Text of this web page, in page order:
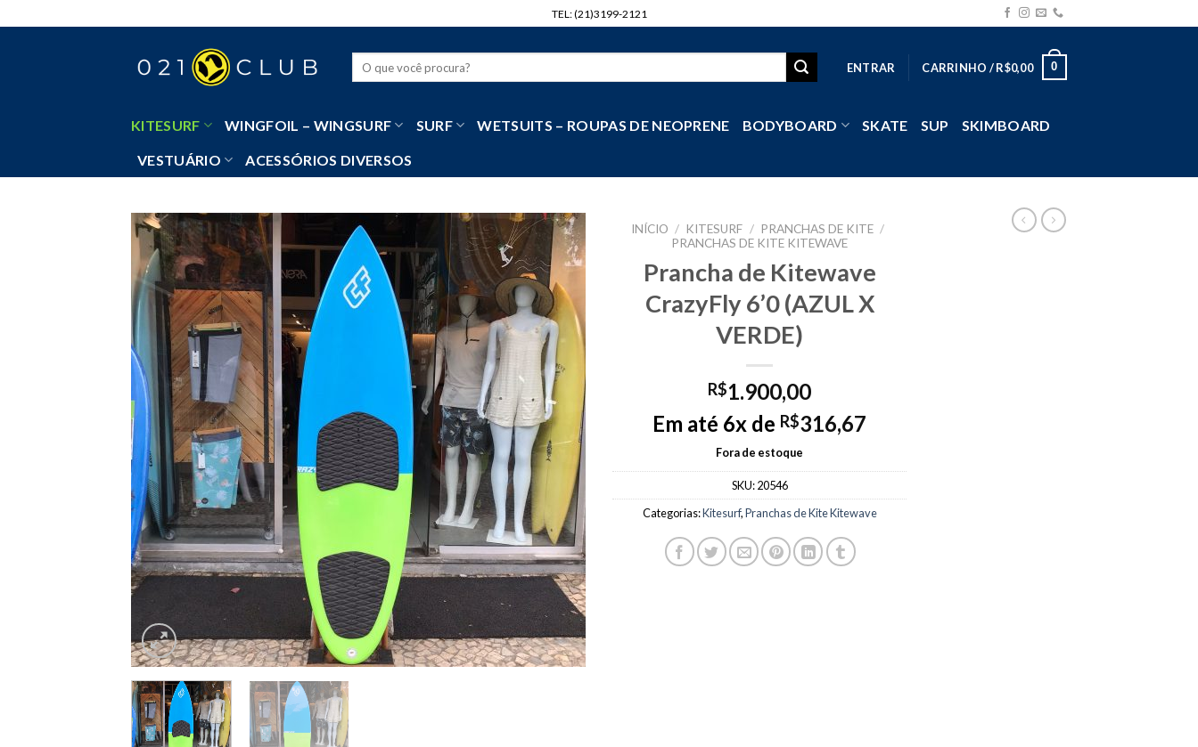
to
TEL: (21)3199-2121
ENTRAR CARRINHO /R$0,00 0
KITESURF WINGFOIL – WINGSURF SURF WETSUITS – ROUPAS DE NEOPRENE BODYBOARD SKATE SUP SKIMBOARD
VESTUÁRIO ACESSÓRIOS DIVERSOS
INÍCIO / KITESURF / PRANCHAS DE KITE /
PRANCHAS DE KITE KITEWAVE
Prancha de Kitewave
CrazyFly 6’0 (AZUL X
VERDE)
R$1.900,00
Em até 6x de R$316,67
Fora de estoque
SKU:20546
Categorias:Kitesurf,Pranchas de Kite Kitewave